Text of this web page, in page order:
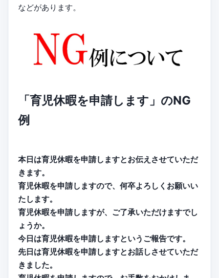
などがあります。
「育児休暇を申請します」のNG
例
本日は育児休暇を申請しますとお伝えさせていただ
きます。
育児休暇を申請しますので、何卒よろしくお願いい
たします。
育児休暇を申請しますが、ご了承いただけますでし
ょうか。
今日は育児休暇を申請しますというご報告です。
先日は育児休暇を申請しますとお話しさせていただ
きました。